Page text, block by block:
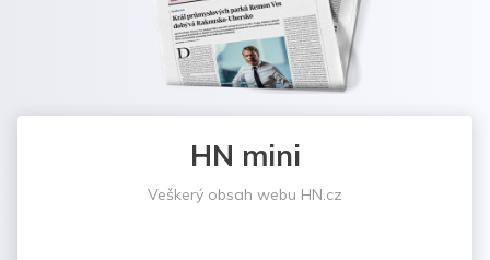
HN mini
Veškerý obsah webu HN.cz